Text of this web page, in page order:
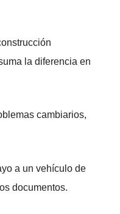
la diferencia en
cambiarios,
a un vehículo de
documentos.